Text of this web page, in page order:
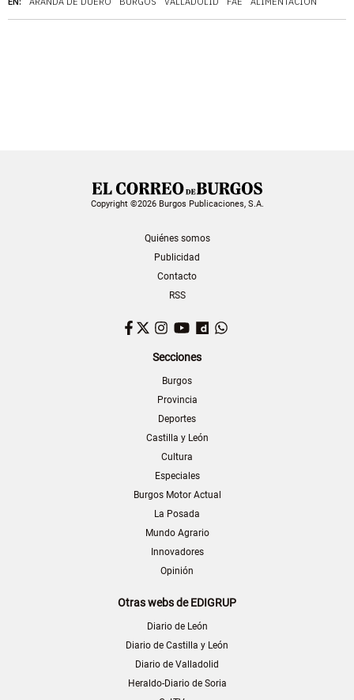
Copyright ©2026 Burgos Publicaciones, S.A.
Quiénes somos
Publicidad
Contacto
RSS
Facebook
TwitterInstagram
YouTubeDailymotion
Secciones
Burgos
Provincia
Deportes
Castilla y León
Cultura
Especiales
Burgos Motor Actual
La Posada
Mundo Agrario
Innovadores
Opinión
Otras webs de EDIGRUP
Diario de León
Diario de Castilla y León
Diario de Valladolid
Heraldo-Diario de Soria